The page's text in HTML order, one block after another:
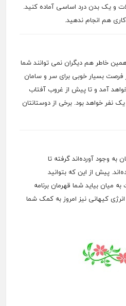
و یک بدن درد اساسی آماده کنید.
هم انجام ندهید.
خاطر هم دیگران نمی توانند شما
فرصت بسیار خوبی برای سر و سامان
آمد و تا پیش از غروب آفتاب
نفر خواهد بود. برخی از دوستانتان
به وجود آورده‌اند گرفته تا
پیش از این که بتوانید
میان بیاید شما قهرمان برنامه
کیهانی نیز امروز به کمک شما